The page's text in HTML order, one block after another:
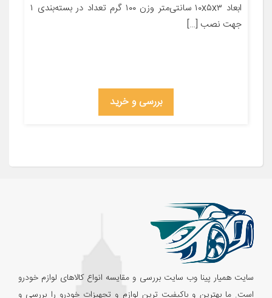
ابعاد ۱۰x۵x۳ سانتی‌متر وزن ۱۰۰ گرم تعداد در بسته‌بندی ۱
جهت نصب […]
بررسی و خرید
سایت همیار پینا وب سایت بررسی و مقایسه انواع کالاهای لوازم خودرو
است. ما بهترین و باکیفیت ترین لوازم و تجهیزات خودرو را بررسی و